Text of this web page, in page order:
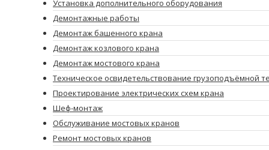
Установка дополнительного оборудования
Демонтажные работы
Демонтаж башенного крана
Демонтаж козлового крана
Демонтаж мостового крана
Техническое освидетельствование грузоподъёмной
Проектирование электрических схем крана
Шеф-монтаж
Обслуживание мостовых кранов
Ремонт мостовых кранов